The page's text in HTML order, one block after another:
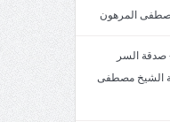
الجمعة: سمات المتقين: ٢- صدقة السر
1/1446.سماحة الشيخ مصطفى